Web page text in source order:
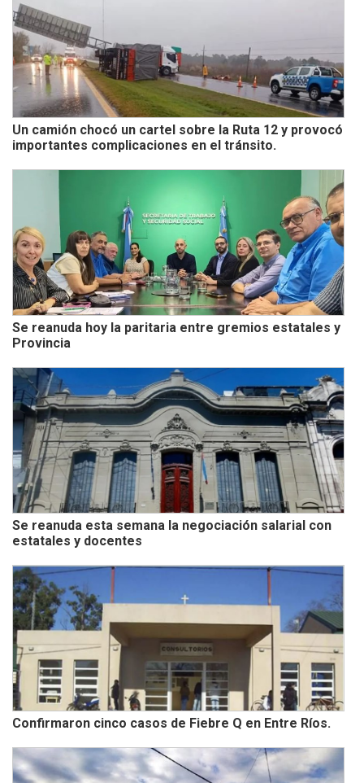
Un camión chocó un cartel sobre la Ruta 12 y provocó
importantes complicaciones en el tránsito.
Se reanuda hoy la paritaria entre gremios estatales y
Provincia
Se reanuda esta semana la negociación salarial con
estatales y docentes
Confirmaron cinco casos de Fiebre Q en Entre Ríos.